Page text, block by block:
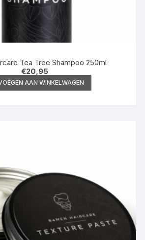
Tea Tree Shampoo 250ml
€20,95
AAN WINKELWAGEN